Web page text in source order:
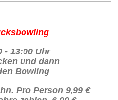
- 13:00 Uhr
und dann
Bowling
. Pro Person 9,99 €